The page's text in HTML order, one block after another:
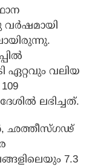
ഏറ്റവും വലിയ
ലഭിച്ചത്.
ഛത്തീസ്ഗഢ്
7.3